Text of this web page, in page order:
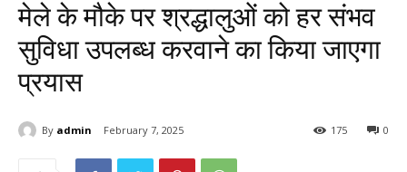
मेले के मौके पर श्रद्धालुओं को हर संभव
सुविधा उपलब्ध करवाने का किया जाएगा
प्रयास
By admin February 7, 2025 0
175